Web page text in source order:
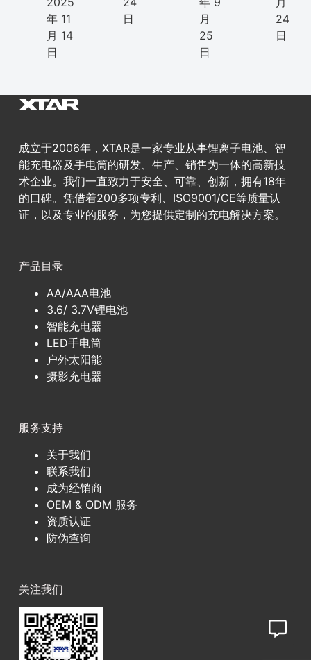
年 11
月 14
日
日
月
25
日
24
日
成立于2006年，XTAR是一家专业从事锂离子电池、智
能充电器及手电筒的研发、生产、销售为一体的高新技
术企业。我们一直致力于安全、可靠、创新，拥有18年
的口碑。凭借着200多项专利、ISO9001/CE等质量认
证，以及专业的服务，为您提供定制的充电解决方案。
产品目录
AA/AAA电池
3.6/ 3.7V锂电池
智能充电器
LED手电筒
户外太阳能
摄影充电器
服务支持
关于我们
联系我们
成为经销商
OEM & ODM 服务
资质认证
防伪查询
关注我们